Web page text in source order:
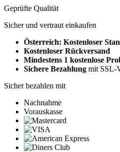
Geprüfte Qualität
Sicher und vertraut einkaufen
Österreich: Kostenloser
Kostenloser Rückversand
Mindestens 1 kostenlose
Sichere Bezahlung mit SSL-
Sicher bezahlen mit
Nachnahme
Vorauskasse